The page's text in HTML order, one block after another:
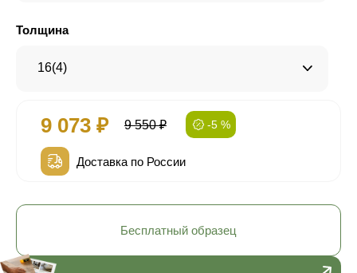
Толщина
16(4)
9 073 ₽ 9 550 ₽ -5 %
Доставка по России
Бесплатный образец